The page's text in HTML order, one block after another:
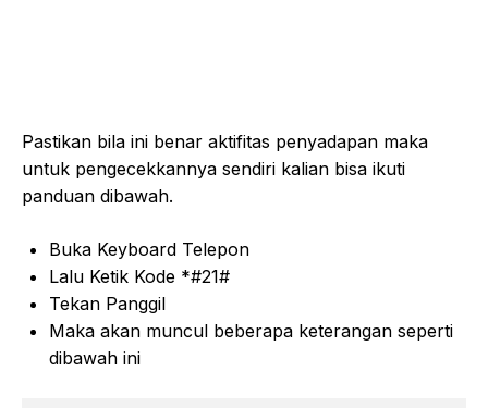
Pastikan bila ini benar aktifitas penyadapan maka
untuk pengecekkannya sendiri kalian bisa ikuti
panduan dibawah.
Buka Keyboard Telepon
Lalu Ketik Kode *#21#
Tekan Panggil
Maka akan muncul beberapa keterangan seperti
dibawah ini